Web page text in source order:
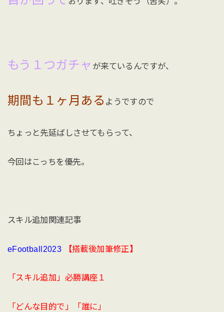
もう１つガチャ が来ているんですが、
期間も１ヶ月ある ようですので
ちょっと先延ばしさせてもらって、
今回はこっちを優先。
スキル追加関連記事
eFootball2023 【搭載後加筆修正】
「スキル追加」必勝講座１
「どんな目的で」「誰に」